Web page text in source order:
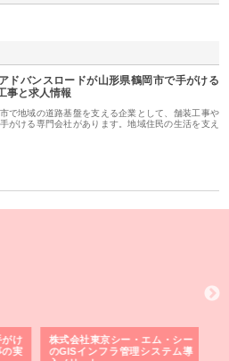
ドバンスロードが山形県鶴岡市で手がける
事と求人情報
で地域の道路基盤を支える企業として、舗装工事や
がける専門会社があります。地域住民の生活を支え
け
実
株式会社東京シー・エム・シー
のGISインフラ管理システム導